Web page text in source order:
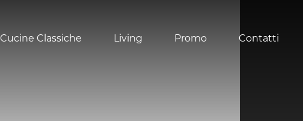
Cucine Classiche Living Promo Contatti